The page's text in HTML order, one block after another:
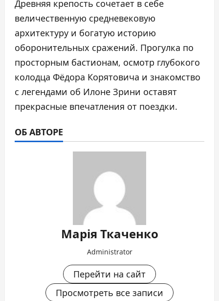
Древняя крепость сочетает в себе
величественную средневековую
архитектуру и богатую историю
оборонительных сражений. Прогулка по
просторным бастионам, осмотр глубокого
колодца Фёдора Корятовича и знакомство
с легендами об Илоне Зрини оставят
прекрасные впечатления от поездки.
ОБ АВТОРЕ
Марія Ткаченко
Administrator
Перейти на сайт
Просмотреть все записи